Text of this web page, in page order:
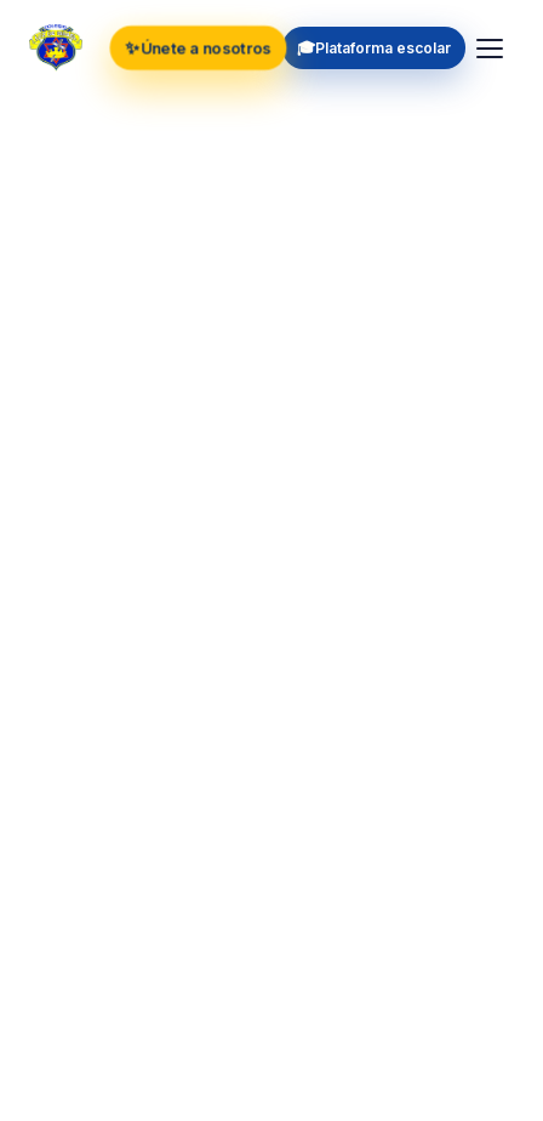
✨Únete a nosotros 🎓Plataforma escolar